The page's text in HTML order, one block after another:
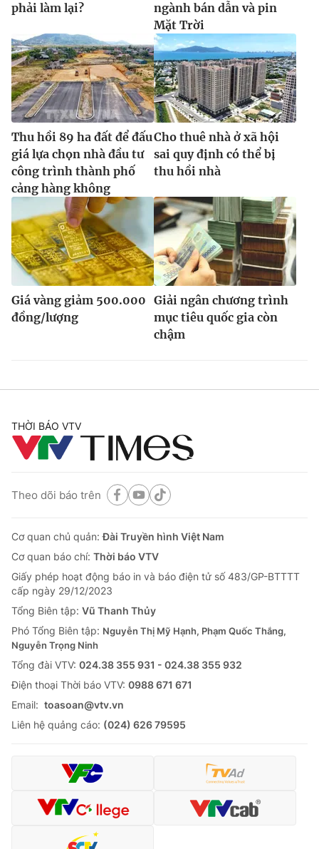
phải làm lại?
ngành bán dẫn và pin
Mặt Trời
Thu hồi 89 ha đất để đấu
giá lựa chọn nhà đầu tư
công trình thành phố
cảng hàng không
Cho thuê nhà ở xã hội
sai quy định có thể bị
thu hồi nhà
Giá vàng giảm 500.000
đồng/lượng
Giải ngân chương trình
mục tiêu quốc gia còn
chậm
THỜI BÁO VTV
Theo dõi báo trên
Cơ quan chủ quản:Đài Truyền hình Việt Nam
Cơ quan báo chí: Thời báo VTV
Giấy phép hoạt động báo in và báo điện tử số 483/GP-BTTTT
cấp ngày 29/12/2023
Tổng Biên tập: Vũ Thanh Thủy
Phó Tổng Biên tập: Nguyễn Thị Mỹ Hạnh, Phạm Quốc Thắng,
Nguyễn Trọng Ninh
Tổng đài VTV: 024.38 355 931 - 024.38 355 932
Ðiện thoại Thời báo VTV: 0988 671 671
Email: toasoan@vtv.vn
Liên hệ quảng cáo: (024) 626 79595